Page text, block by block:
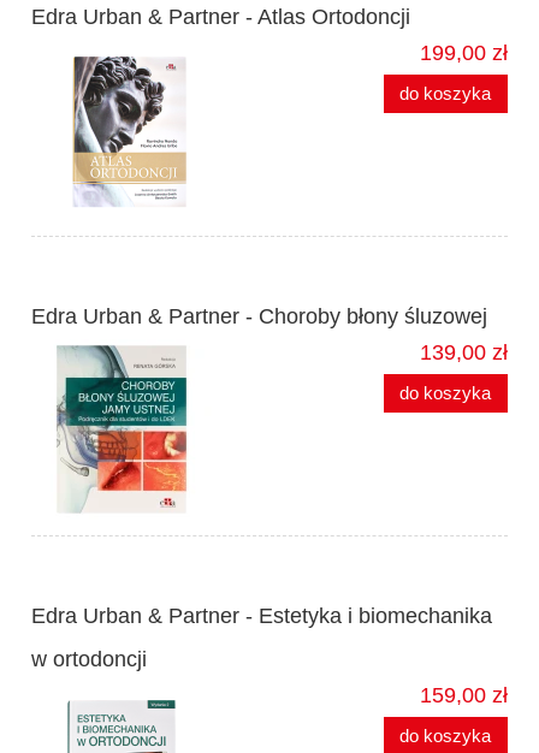
Edra Urban & Partner - Atlas Ortodoncji
199,00 zł
do koszyka
Edra Urban & Partner - Choroby błony śluzowej
139,00 zł
do koszyka
Edra Urban & Partner - Estetyka i biomechanika
w ortodoncji
159,00 zł
do koszyka